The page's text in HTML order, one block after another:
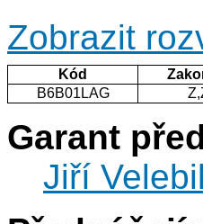
Zobrazit
Kód
B6B01LAG
Garant
Jiří Velebil